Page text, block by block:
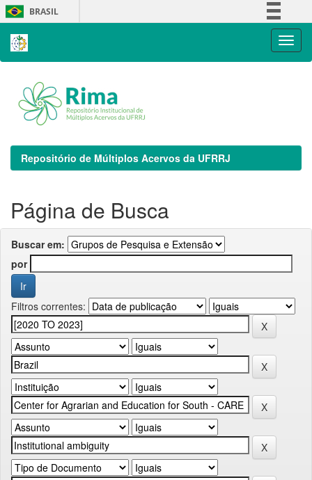
Skip
navigation
BRASIL
Repositório de Múltiplos Acervos da UFRRJ
Página de Busca
Buscar em:
por
Filtros correntes: